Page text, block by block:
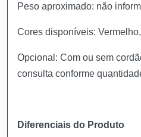
Peso aproximado: não
Cores disponíveis:
Opcional: Com ou sem
consulta conforme
Diferenciais do Produto